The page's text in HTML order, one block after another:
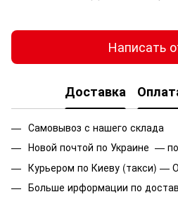
Написать
Доставка
Самовывоз с нашего склада
Новой почтой по Украине —
Курьером по Киеву (такси) —
Больше ирформации по